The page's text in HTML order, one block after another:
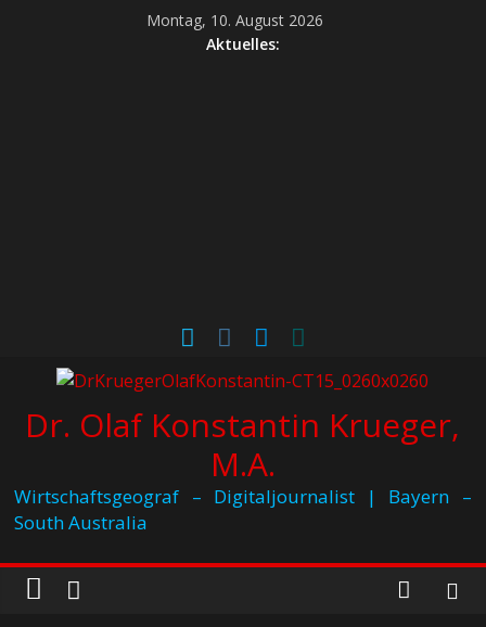
Montag, 10. August 2026
Aktuelles:
Dr. Olaf Konstantin Krueger,
M.A.
Wirtschaftsgeograf – Digitaljournalist | Bayern –
South Australia